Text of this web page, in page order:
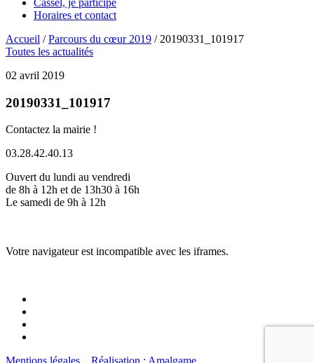
Cassel, je participe
Horaires et contact
Accueil /Parcours du cœur 2019 / 20190331_101917
Toutes les actualités
02 avril 2019
20190331_101917
Contactez la mairie !
03.28.42.40.13
Ouvert du lundi au vendredi
de 8h à 12h et de 13h30 à 16h
Le samedi de 9h à 12h
Votre navigateur est incompatible avec les iframes.